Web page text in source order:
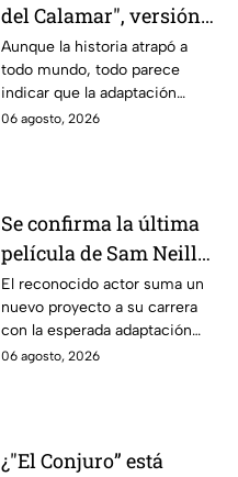
del Calamar", versión
Estados Unidos? Esto
es lo que se sabe al
momento
Aunque la historia atrapó a
todo mundo, todo parece
indicar que la adaptación
podría ser cancelada:
06 agosto, 2026
Se confirma la última
película de Sam Neill
antes de morir: esto es
lo que se sabe hasta
ahora
El reconocido actor suma un
nuevo proyecto a su carrera
con la esperada adaptación
cinematográfica del popular
06 agosto, 2026
¿"El Conjuro” está